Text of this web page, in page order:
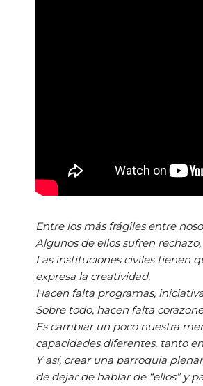
Entre los más frágiles entre
Algunos de ellos sufren
Las instituciones civiles tienen
expresa la creatividad.
Hacen falta programas,
Sobre todo, hacen falta
Es cambiar un poco nuestra
capacidades diferentes, tanto
Y así, crear una parroquia
de dejar de hablar de “ellos” y